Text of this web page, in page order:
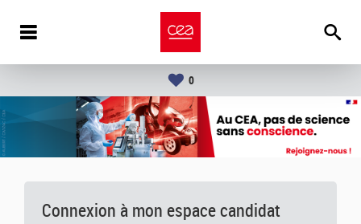
0
Connexion à mon espace candidat